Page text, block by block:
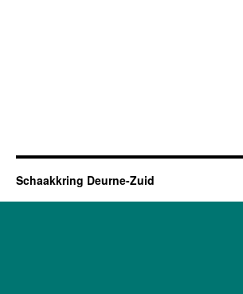
Schaakkring Deurne-Zuid